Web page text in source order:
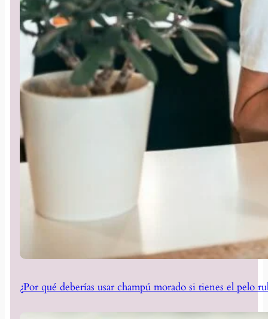
¿Por qué deberías usar champú morado si tienes el pelo